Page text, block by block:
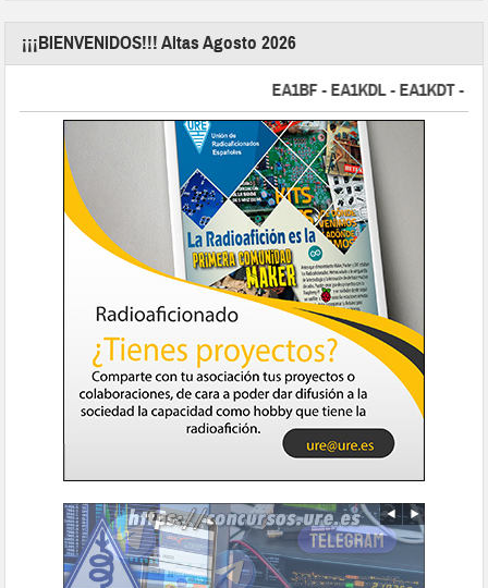
¡¡¡BIENVENIDOS!!! Altas Agosto 2026
EA1BF - EA1KDL - EA1KDT -